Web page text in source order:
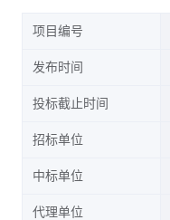
项目编号
发布时间
投标截止时间
招标单位
中标单位
代理单位